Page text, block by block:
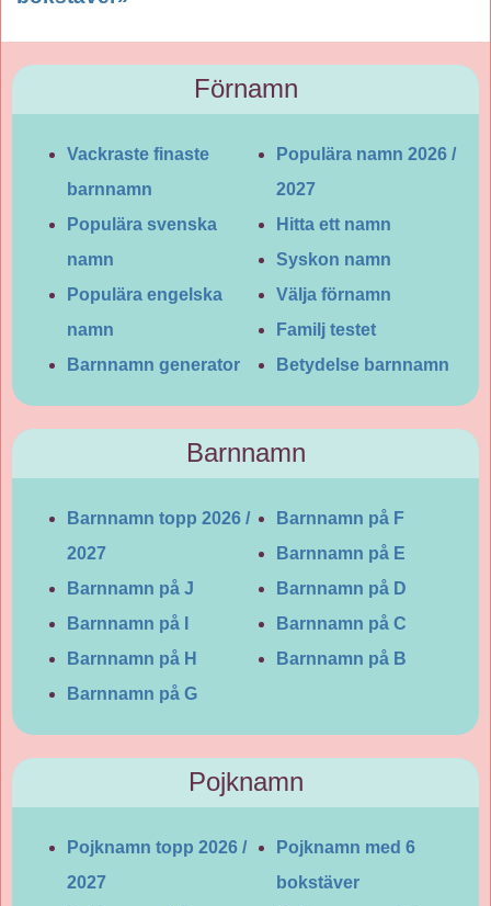
Förnamn
Vackraste finaste
barnnamn
Populära svenska
namn
Populära engelska
namn
Barnnamn generator
Populära namn 2026 /
2027
Hitta ett namn
Syskon namn
Välja förnamn
Familj testet
Betydelse barnnamn
Barnnamn
Barnnamn topp 2026 /
2027
Barnnamn på J
Barnnamn på I
Barnnamn på H
Barnnamn på G
Barnnamn på F
Barnnamn på E
Barnnamn på D
Barnnamn på C
Barnnamn på B
Pojknamn
Pojknamn topp 2026 /
2027
Pojknamn med 6
bokstäver